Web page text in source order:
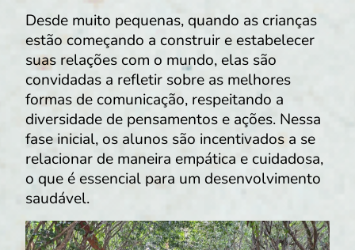
Desde muito pequenas, quando as crianças
estão começando a construir e estabelecer
suas relações com o mundo, elas são
convidadas a refletir sobre as melhores
formas de comunicação, respeitando a
diversidade de pensamentos e ações. Nessa
fase inicial, os alunos são incentivados a se
relacionar de maneira empática e cuidadosa,
o que é essencial para um desenvolvimento
saudável.